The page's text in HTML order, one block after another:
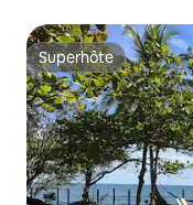
Superhôte
Superhôte